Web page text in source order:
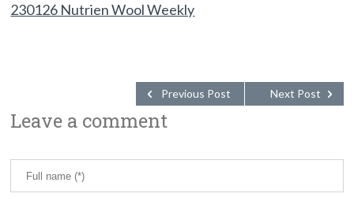
230126 Nutrien Wool Weekly
Next Post
Previous Post
Leave a comment